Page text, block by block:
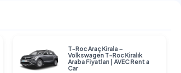
T-Roc Araç Kirala –
Volkswagen T-Roc Kiralık
Araba Fiyatları | AVEC Rent a
Car